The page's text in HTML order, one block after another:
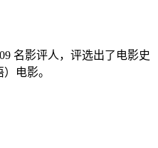
名影评人，评选出了电影史
电影。